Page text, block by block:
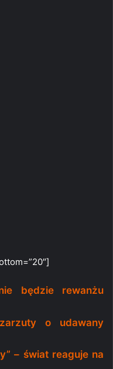
będzie rewanżu
o udawany
– świat reaguje na